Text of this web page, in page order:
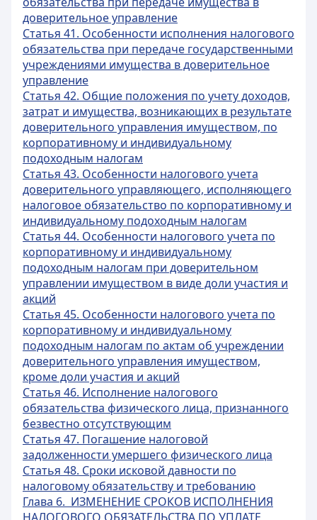
доверительное управление
Статья 41. Особенности исполнения налогового
обязательства при передаче государственными
учреждениями имущества в доверительное
управление
Статья 42. Общие положения по учету доходов,
затрат и имущества, возникающих в результате
доверительного управления имуществом, по
корпоративному и индивидуальному
подоходным налогам
Статья 43. Особенности налогового учета
доверительного управляющего, исполняющего
налоговое обязательство по корпоративному и
индивидуальному подоходным налогам
Статья 44. Особенности налогового учета по
корпоративному и индивидуальному
подоходным налогам при доверительном
управлении имуществом в виде доли участия и
акций
Статья 45. Особенности налогового учета по
корпоративному и индивидуальному
подоходным налогам по актам об учреждении
доверительного управления имуществом,
кроме доли участия и акций
Статья 46. Исполнение налогового
обязательства физического лица, признанного
безвестно отсутствующим
Статья 47. Погашение налоговой
задолженности умершего физического лица
Статья 48. Сроки исковой давности по
налоговому обязательству и требованию
Глава 6. ИЗМЕНЕНИЕ СРОКОВ ИСПОЛНЕНИЯ